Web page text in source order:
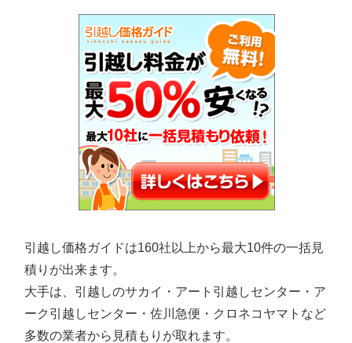
引越し価格ガイドは160社以上から最大10件の一括見
積りが出来ます。
大手は、引越しのサカイ・アート引越しセンター・ア
ーク引越しセンター・佐川急便・クロネコヤマトなど
多数の業者から見積もりが取れます。